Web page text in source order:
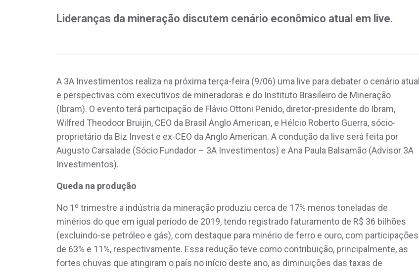
Lideranças da mineração discutem cenário econômico atual em live.
A 3A Investimentos realiza na próxima terça-feira (9/06) uma live para debater o cenário atual
e perspectivas com executivos de mineradoras e do Instituto Brasileiro de Mineração
(Ibram). O evento terá participação de Flávio Ottoni Penido, diretor-presidente do Ibram,
Wilfred Theodoor Bruijin, CEO da Brasil Anglo American, e Hélcio Roberto Guerra, sócio-
proprietário da Biz Invest e ex-CEO da Anglo American. A condução da live será feita por
Augusto Carsalade (Sócio Fundador – 3A Investimentos) e Ana Paula Balsamão (Advisor 3A
Investimentos).
Queda na produção
No 1º trimestre a indústria da mineração produziu cerca de 17% menos toneladas de
minérios do que em igual período de 2019, tendo registrado faturamento de R$ 36 bilhões
(excluindo-se petróleo e gás), com destaque para minério de ferro e ouro, com participações
de 63% e 11%, respectivamente. Essa redução teve como contribuição, principalmente, as
fortes chuvas que atingiram o país no início deste ano, as diminuições das taxas de